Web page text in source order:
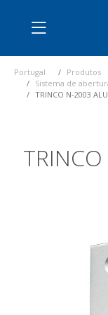
Portugal Produtos
Sistema de
TRINCO N-2003